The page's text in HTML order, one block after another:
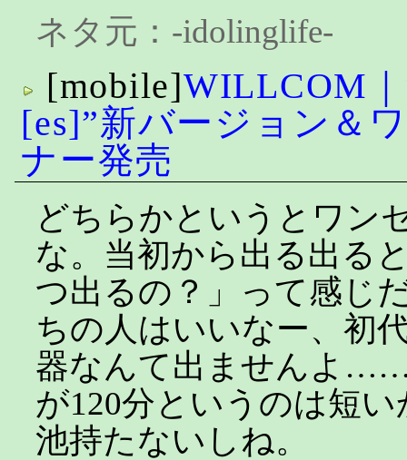
ネタ元： -idolinglife-
[mobile]WILLCOM
[es]”新バージョン＆
ナー発売
どちらかというとワン
な。当初から出る出る
つ出るの？」って感じ
ちの人はいいなー、初
器なんて出ませんよ
が120分というのは短
池持たないしね。